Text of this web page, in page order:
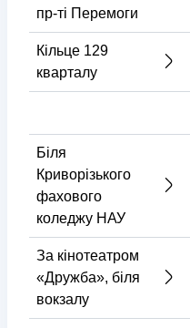
пр-ті Перемоги
Кільце 129
кварталу
Біля
Криворізького
фахового
коледжу НАУ
За кінотеатром
«Дружба», біля
вокзалу